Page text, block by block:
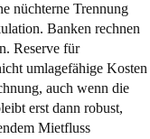
nüchterne Trennung
Banken rechnen
Reserve für
umlagefähige Kosten
auch wenn die
erst dann robust,
Mietfluss